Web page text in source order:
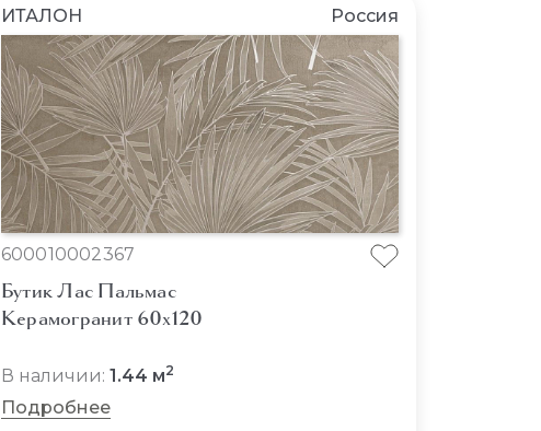
ИТАЛОН Россия
600010002367
Бутик Лас Пальмас
Керамогранит 60x120
В наличии: 1.44 м2
Подробнее